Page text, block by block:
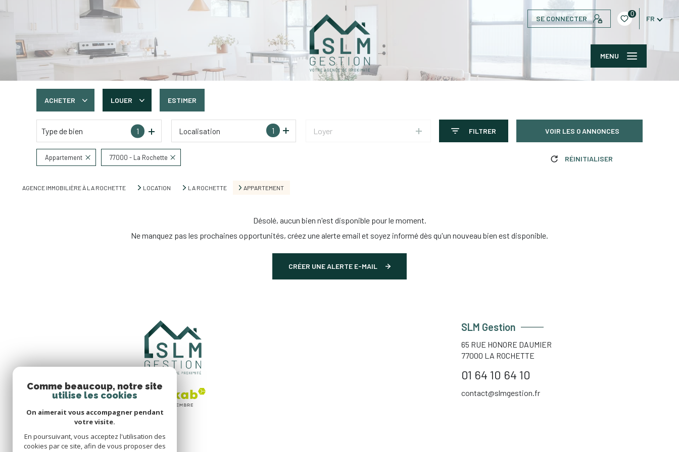
SE CONNECTER
0
FR
MENU
ACHETER
De l'ancien
LOUER
à l'année
ESTIMER
Type de bien 1 1
Localisation Loyer FILTRER VOIR LES 0ANNONCES
Appartement 77000 - La Rochette RÉINITIALISER
AGENCE IMMOBILIÈRE À LA ROCHETTE LOCATION LA ROCHETTE APPARTEMENT
Désolé, aucun bien n'est disponible pour le moment.
Ne manquez pas les prochaines opportunités, créez une alerte email et soyez informé dès qu'un nouveau bien est disponible.
CRÉER UNE ALERTE E-MAIL
SLM Gestion
65 RUE HONORE DAUMIER
77000 LA ROCHETTE
01 64 10 64 10
contact@slmgestion.fr
Comme beaucoup, notre site
utilise les cookies
On aimerait vous accompagner pendant
votre visite.
En poursuivant, vous acceptez l'utilisation des
cookies par ce site, afin de vous proposer des